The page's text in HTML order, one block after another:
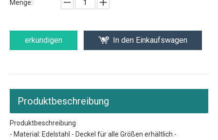
Menge:
erkundigen In den Einkaufswagen
Produktbeschreibung
Produktbeschreibung
- Material: Edelstahl - Deckel für alle Größen erhältlich -